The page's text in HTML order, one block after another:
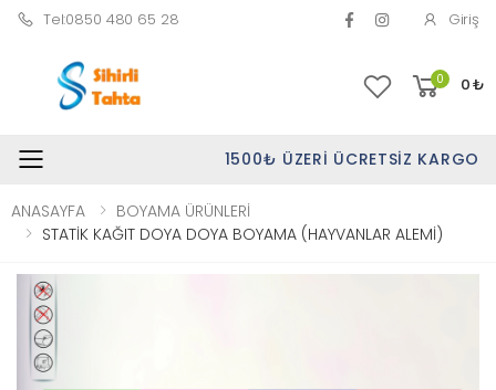
Tel:0850 480 65 28 Giriş
0 0₺
Toggle mobile menu1500₺ ÜZERI ÜCRETSIZ KARGO
ANASAYFA
BOYAMA ÜRÜNLERİ
STATİK KAĞIT DOYA DOYA BOYAMA (HAYVANLAR ALEMİ)